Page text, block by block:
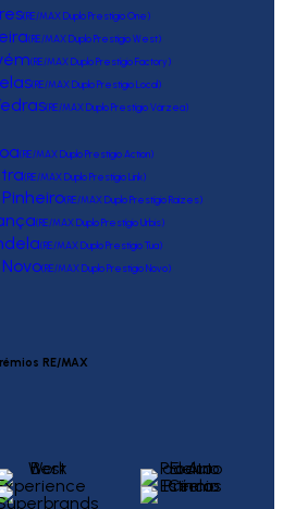
(RE/MAX Duplo Prestígio One)
(RE/MAX Duplo Prestígio West)
(RE/MAX Duplo Prestígio Factory)
(RE/MAX Duplo Prestígio Local)
(RE/MAX Duplo Prestígio Várzea)
(RE/MAX Duplo Prestígio Action)
(RE/MAX Duplo Prestígio Link)
(RE/MAX Duplo Prestígio Raízes)
(RE/MAX Duplo Prestígio Urbis)
(RE/MAX Duplo Prestígio Tua)
(RE/MAX Duplo Prestígio Novo)
RE/MAX